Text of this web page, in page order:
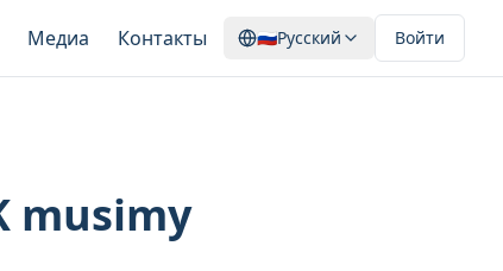
Медиа Контакты 🇷🇺Русский Войти
musimy